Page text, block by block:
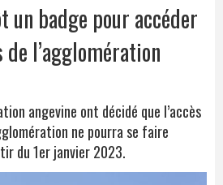
badge pour accéder
l’agglomération
angevine ont décidé que l’accès
ne pourra se faire
du 1er janvier 2023.